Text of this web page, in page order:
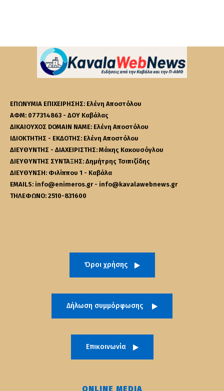
ΕΠΩΝΥΜΙΑ ΕΠΙΧΕΙΡΗΣΗΣ: Ελένη Αποστόλου
ΑΦΜ: 077314863 - ΔΟΥ Καβάλας
ΔΙΚΑΙΟΥΧΟΣ DOMAIN NAME: Ελένη Αποστόλου
ΙΔΙΟΚΤΗΤΗΣ - ΕΚΔΟΤΗΣ: Ελένη Αποστόλου
ΔΙΕΥΘΥΝΤΗΣ - ΔΙΑΧΕΙΡΙΣΤΗΣ: Μάκης Κακουσόγλου
ΔΙΕΥΘΥΝΤΗΣ ΣΥΝΤΑΞΗΣ: Δημήτρης Τσιπιζίδης
ΔΙΕΥΘΥΝΣΗ: Φιλίππου 1 - Καβάλα
EMAILS: info@enimeros.gr - info@kavalawebnews.gr
ΤΗΛΕΦΩΝΟ: 2510-831600
Όροι χρήσης
Δήλωση συμμόρφωσης
Επικοινωνία
ONLINE MEDIA